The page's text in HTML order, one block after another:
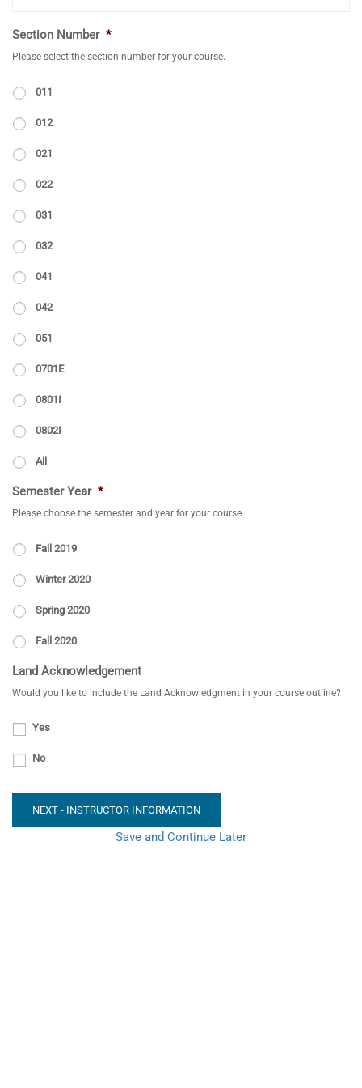
Section Number *
Please select the section number for your course.
011
012
021
022
031
032
041
042
051
0701E
0801I
0802I
All
Semester Year *
Please choose the semester and year for your course
Fall 2019
Winter 2020
Spring 2020
Fall 2020
Land Acknowledgement
Would you like to include the Land Acknowledgment in your course outline?
Yes
No
NEXT - INSTRUCTOR INFORMATION
Save and Continue Later